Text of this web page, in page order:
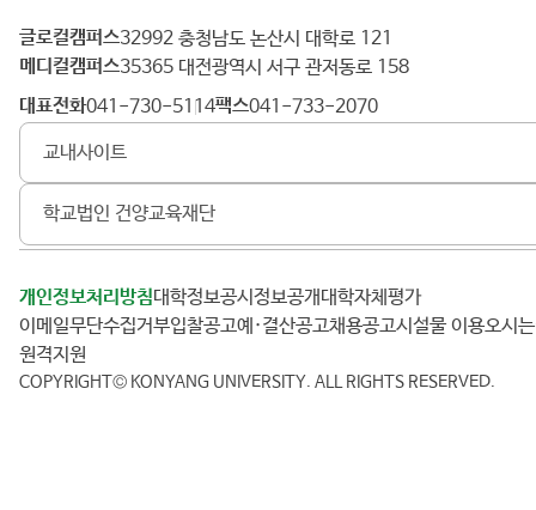
건
양
대
학
글로컬캠퍼스 32992 충청남도 논산시 대학로 121
메디컬캠퍼스 35365 대전광역시 서구 관저동로 158
대표전화 041-730-5114 팩스 041-733-2070
교내사이트
학교법인 건양교육재단
개인정보처리방침 대학정보공시 정보공개
대학자체평가
이메일무단수집거부
입찰공고 예·결산공고 채용공고 시설물 이용
오시
원격지원
COPYRIGHT© KONYANG UNIVERSITY. ALL RIGHTS RESERVED.